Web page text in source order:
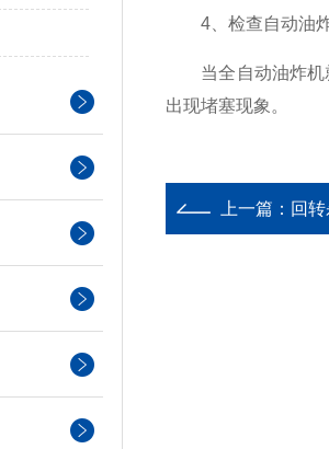
4、检查自动油炸
当全自动油炸机就
出现堵塞现象。
上一篇： 回